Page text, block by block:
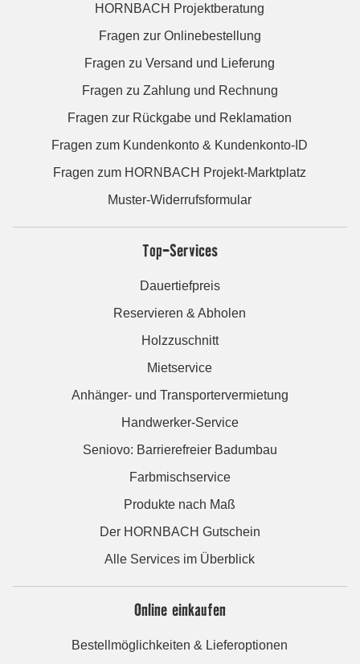
HORNBACH Projektberatung
Fragen zur Onlinebestellung
Fragen zu Versand und Lieferung
Fragen zu Zahlung und Rechnung
Fragen zur Rückgabe und Reklamation
Fragen zum Kundenkonto & Kundenkonto-ID
Fragen zum HORNBACH Projekt-Marktplatz
Muster-Widerrufsformular
Top-Services
Dauertiefpreis
Reservieren & Abholen
Holzzuschnitt
Mietservice
Anhänger- und Transportervermietung
Handwerker-Service
Seniovo: Barrierefreier Badumbau
Farbmischservice
Produkte nach Maß
Der HORNBACH Gutschein
Alle Services im Überblick
Online einkaufen
Bestellmöglichkeiten & Lieferoptionen